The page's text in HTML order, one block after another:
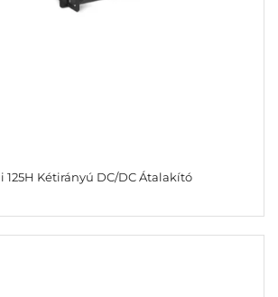
125H Kétirányú DC/DC Átalakító